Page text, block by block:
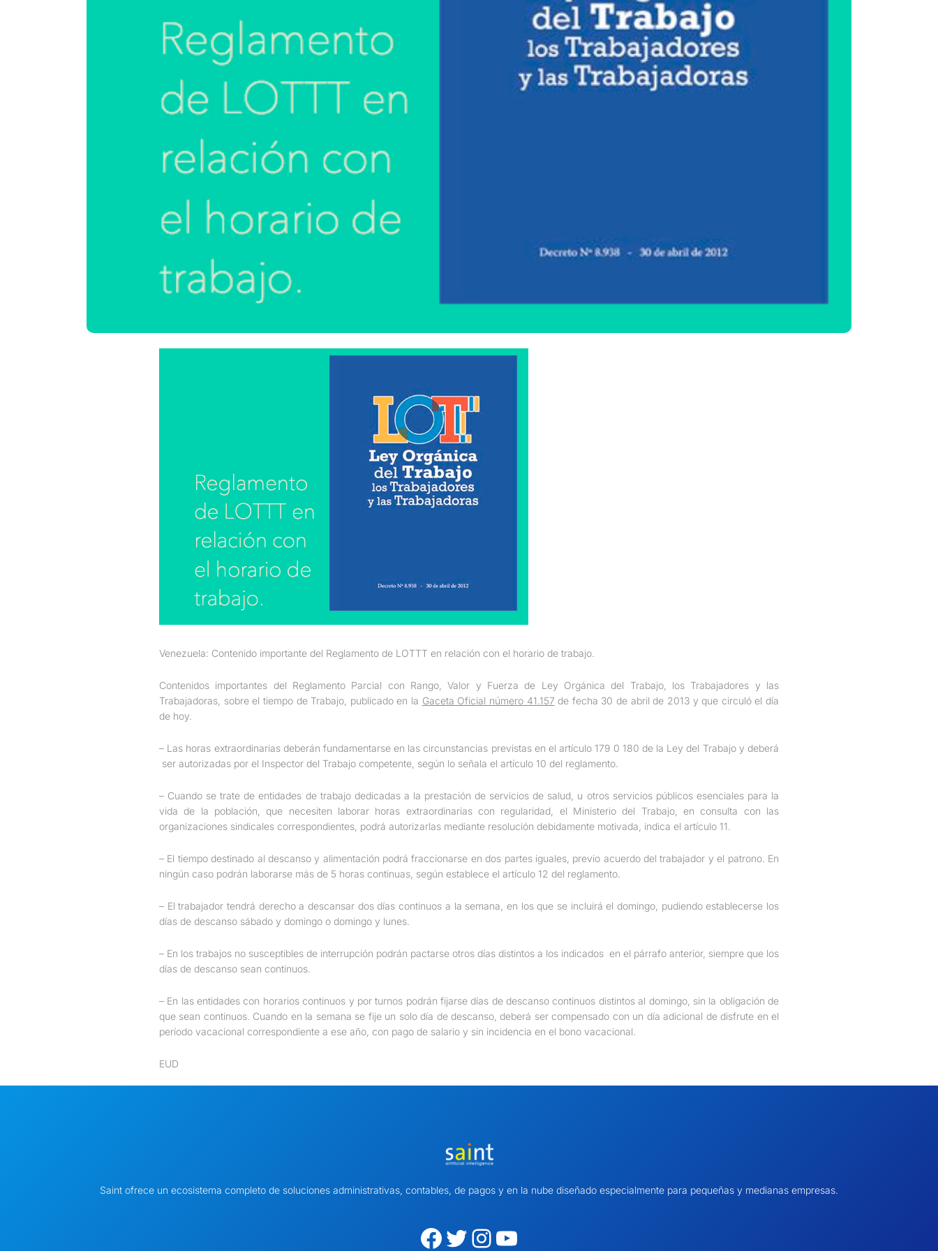
Venezuela: Contenido importante del Reglamento de LOTTT en relación con el horario de trabajo.
Contenidos importantes del Reglamento Parcial con Rango, Valor y Fuerza de Ley Orgánica del Trabajo, los Trabajadores y las
Trabajadoras, sobre el tiempo de Trabajo, publicado en la Gaceta Oficial número 41.157 de fecha 30 de abril de 2013 y que circuló el día
de hoy.
– Las horas extraordinarias deberán fundamentarse en las circunstancias previstas en el artículo 179 0 180 de la Ley del Trabajo y deberá
ser autorizadas por el Inspector del Trabajo competente, según lo señala el artículo 10 del reglamento.
– Cuando se trate de entidades de trabajo dedicadas a la prestación de servicios de salud, u otros servicios públicos esenciales para la
vida de la población, que necesiten laborar horas extraordinarias con regularidad, el Ministerio del Trabajo, en consulta con las
organizaciones sindicales correspondientes, podrá autorizarlas mediante resolución debidamente motivada, indica el artículo 11.
– El tiempo destinado al descanso y alimentación podrá fraccionarse en dos partes iguales, previo acuerdo del trabajador y el patrono. En
ningún caso podrán laborarse más de 5 horas continuas, según establece el artículo 12 del reglamento.
– El trabajador tendrá derecho a descansar dos días continuos a la semana, en los que se incluirá el domingo, pudiendo establecerse los
días de descanso sábado y domingo o domingo y lunes.
– En los trabajos no susceptibles de interrupción podrán pactarse otros días distintos a los indicados en el párrafo anterior, siempre que los
días de descanso sean continuos.
– En las entidades con horarios continuos y por turnos podrán fijarse días de descanso continuos distintos al domingo, sin la obligación de
que sean continuos. Cuando en la semana se fije un solo día de descanso, deberá ser compensado con un día adicional de disfrute en el
período vacacional correspondiente a ese año, con pago de salario y sin incidencia en el bono vacacional.
EUD
Saint ofrece un ecosistema completo de soluciones administrativas, contables, de pagos y en la nube diseñado especialmente para pequeñas y medianas empresas.
Facebook Twitter Instagram YouTube